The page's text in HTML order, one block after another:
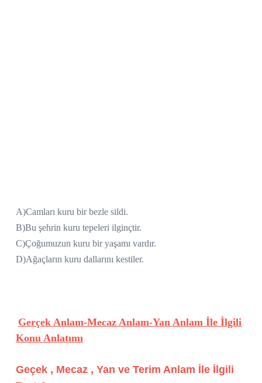
A)Camları kuru bir bezle sildi.
B)Bu şehrin kuru tepeleri ilginçtir.
C)Çoğumuzun kuru bir yaşamı vardır.
D)Ağaçların kuru dallarını kestiler.
Gerçek Anlam-Mecaz Anlam-Yan Anlam İle İlgili
Konu Anlatımı
Geçek , Mecaz , Yan ve Terim Anlam İle İlgili